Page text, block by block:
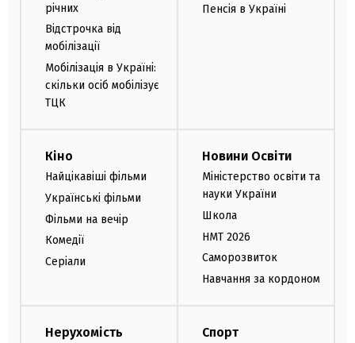
річних
Відстрочка від
мобілізації
Мобілізація в Україні:
скільки осіб мобілізує
ТЦК
Пенсія в Україні
Кіно
Найцікавіші фільми
Українські фільми
Фільми на вечір
Комедії
Серіали
Новини Освіти
Міністерство освіти та
науки України
Школа
НМТ 2026
Саморозвиток
Навчання за кордоном
Нерухомість Спорт